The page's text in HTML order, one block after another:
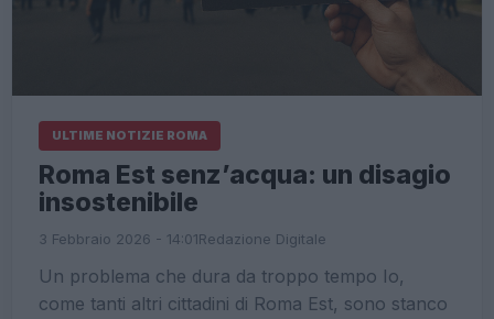
ULTIME NOTIZIE ROMA
Roma Est senz’acqua: un disagio
insostenibile
3 Febbraio 2026 - 14:01Redazione Digitale
Un problema che dura da troppo tempo Io,
come tanti altri cittadini di Roma Est, sono stanco